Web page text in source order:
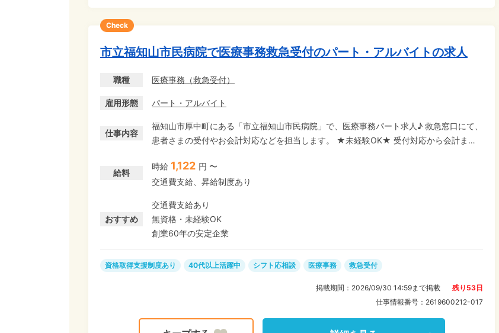
Check
市立福知山市民病院で医療事務救急受付のパート・アルバイトの求人
職種 医療事務 （救急受付）
雇用形態 パート・アルバイト
仕事内容
福知山市厚中町にある「市立福知山市民病院」で、医療事務パート求人♪ 救急窓口にて、
患者さまの受付やお会計対応などを担当します。 ★未経験OK★ 受付対応から会計まで
お迎えします。かんたんな業務からスタートし、徐々にステップアップ♪未経験に限ら
ず、ブランクがある方もご安心ください☆ ★17:00～20:00の3時間シフト★ ・空いた時
★シフトの相談OK★ いつから働きたい、出勤曜日を調整したいなどまずは希望をお聞か
せください♪
給料
時給 1,122 円 〜
交通費支給、昇給制度あり
おすすめ
交通費支給あり
無資格・未経験OK
創業60年の安定企業
資格取得支援制度あり 40代以上活躍中 シフト応相談 医療事務 救急受付
掲載期間： 2026/09/30 14:59まで掲載 残り 53日
仕事情報番号： 2619600212-017